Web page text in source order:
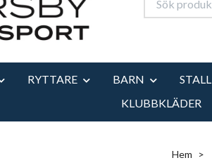
RYTTARE BARN STALL
KLUBBKLÄDER
Hem